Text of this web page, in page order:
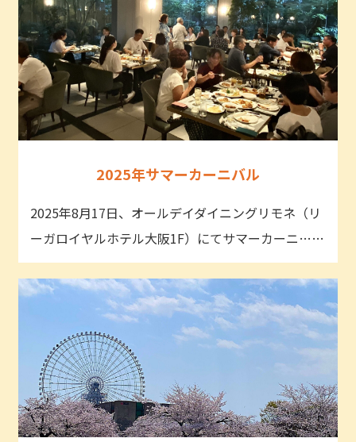
2025年サマーカーニバル
2025年8月17日、オールデイダイニングリモネ（リ
ーガロイヤルホテル大阪1F）にてサマーカーニ……